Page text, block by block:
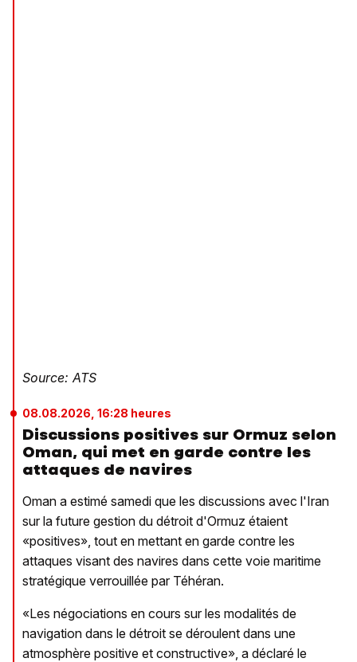
Source: ATS
08.08.2026, 16:28 heures
Discussions positives sur Ormuz selon
Oman, qui met en garde contre les
attaques de navires
Oman a estimé samedi que les discussions avec l'Iran
sur la future gestion du détroit d'Ormuz étaient
«positives», tout en mettant en garde contre les
attaques visant des navires dans cette voie maritime
stratégique verrouillée par Téhéran.
«Les négociations en cours sur les modalités de
navigation dans le détroit se déroulent dans une
atmosphère positive et constructive», a déclaré le